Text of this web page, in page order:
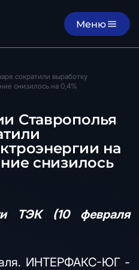
Меню
сократили выработку
снизилось на 0,4%
Ставрополья
на
снизилось
ТЭК (10 февраля
ИНТЕРФАКС-ЮГ -